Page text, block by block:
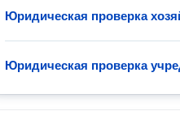
Юридическая проверка
Юридическая проверка